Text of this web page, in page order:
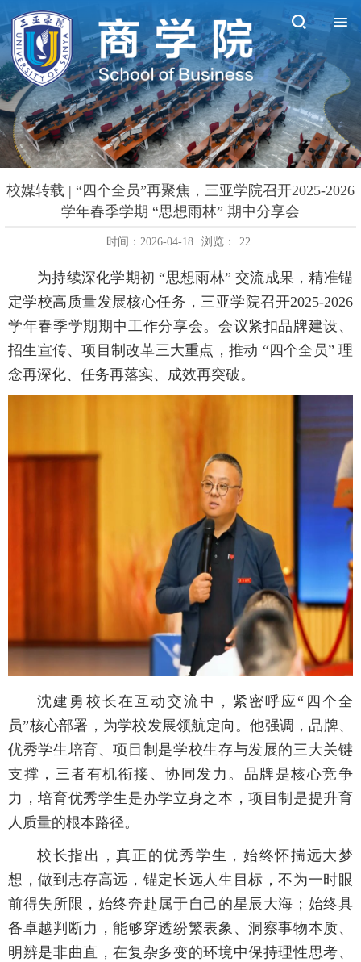
校媒转载 | “四个全员”再聚焦，三亚学院召开2025-2026
学年春季学期 “思想雨林” 期中分享会
时间：2026-04-18 浏览： 22
为持续深化学期初 “思想雨林” 交流成果，精准锚
定学校高质量发展核心任务，三亚学院召开2025-2026
学年春季学期期中工作分享会。会议紧扣品牌建设、
招生宣传、项目制改革三大重点，推动 “四个全员” 理
念再深化、任务再落实、成效再突破。
沈建勇校长在互动交流中，紧密呼应“四个全
员”核心部署，为学校发展领航定向。他强调，品牌、
优秀学生培育、项目制是学校生存与发展的三大关键
支撑，三者有机衔接、协同发力。品牌是核心竞争
力，培育优秀学生是办学立身之本，项目制是提升育
人质量的根本路径。
校长指出，真正的优秀学生，始终怀揣远大梦
想，做到志存高远，锚定长远人生目标，不为一时眼
前得失所限，始终奔赴属于自己的星辰大海；始终具
备卓越判断力，能够穿透纷繁表象、洞察事物本质、
明辨是非曲直，在复杂多变的环境中保持理性思考、